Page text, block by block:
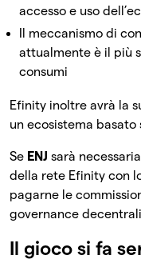
accesso e uso
Il meccanismo di
attualmente è il più
consumi
Efinity inoltre avrà la
un ecosistema basato
Se ENJ sarà
della rete Efinity con
pagarne le
governance
Il gioco si fa